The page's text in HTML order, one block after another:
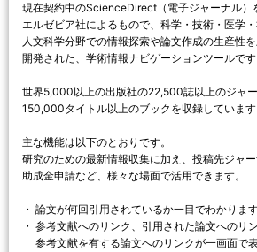
現在契約中のScienceDirect（電子ジャーナル）
エルゼビア社によるもので、科学・技術・医学・
人文科学分野での情報探索や論文作成の生産性
開発された、学術情報ナビゲーションツールです
世界5,000以上の出版社の22,500誌以上のジャ
150,000タイトル以上のブックを収録しています
主な機能は以下のとおりです。
研究のための最新情報収集に加え、投稿先ジャ
助成金申請など、様々な場面で活用できます。
・ 論文が何回引用されているか一目でわかります
・ 参考文献へのリンク、引用された論文へのリ
参考文献を有する論文へのリンクが一画面で表